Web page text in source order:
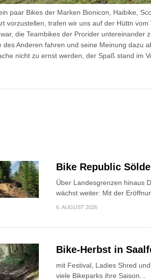
paar Bikes der Marken Bionicon, Haibike,
vorzustellen, trafen wir uns auf der Hüttn
die Teambikes der Prorider untereinander
des Anderen fahren und seine Meinung dazu
nicht zu ernst werden, der Spaß stand im
Bike Republic
Über Landesgrenzen hinaus
wächst weiter: Mit der
6. AUGUST 2026
Bike-Herbst in
mit Festival, Ladies Shred
viele Bikeparks ihre Saison...